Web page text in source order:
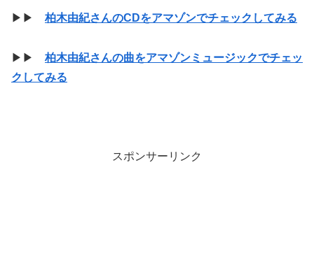
▶▶柏木由紀さんのCDをアマゾンでチェックしてみる
▶▶柏木由紀さんの曲をアマゾンミュージックでチェッ
クしてみる
スポンサーリンク